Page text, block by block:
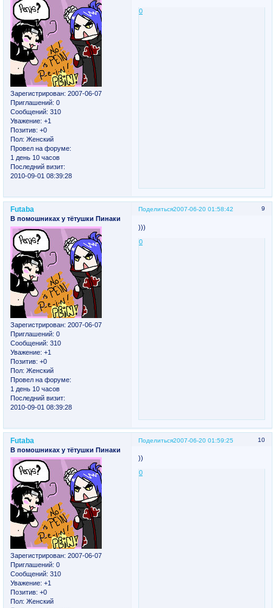
Зарегистрирован: 2007-06-07
Приглашений: 0
Сообщений: 310
Уважение: +1
Позитив: +0
Пол: Женский
Провел на форуме:
1 день 10 часов
Последний визит:
2010-09-01 08:39:28
0
Поделиться 9
2007-06-20 01:58:42
Futaba
В помошниках у тётушки Пинаки
Зарегистрирован: 2007-06-07
Приглашений: 0
Сообщений: 310
Уважение: +1
Позитив: +0
Пол: Женский
Провел на форуме:
1 день 10 часов
Последний визит:
2010-09-01 08:39:28
)))
0
Поделиться 10
2007-06-20 01:59:25
Futaba
В помошниках у тётушки Пинаки
Зарегистрирован: 2007-06-07
Приглашений: 0
Сообщений: 310
Уважение: +1
Позитив: +0
Пол: Женский
))
0